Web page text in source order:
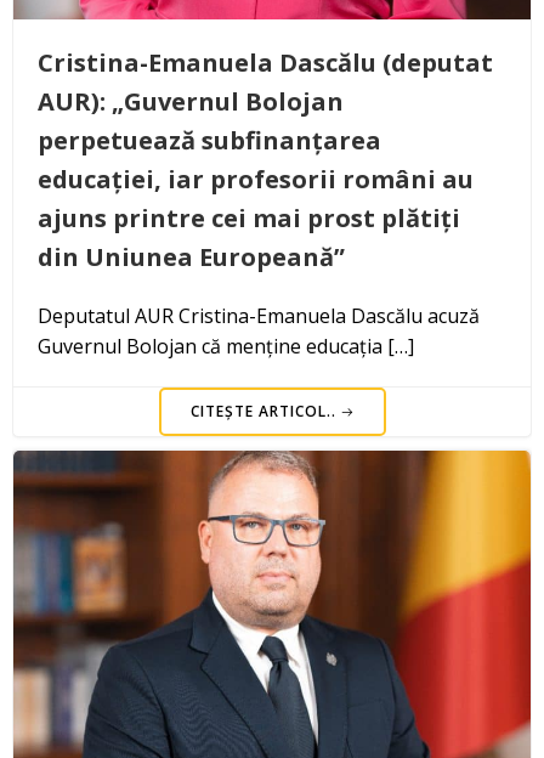
Cristina-Emanuela Dascălu (deputat
AUR): „Guvernul Bolojan
perpetuează subfinanțarea
educației, iar profesorii români au
ajuns printre cei mai prost plătiți
din Uniunea Europeană”
Deputatul AUR Cristina-Emanuela Dascălu acuză
Guvernul Bolojan că menține educația […]
CITEȘTE ARTICOL..